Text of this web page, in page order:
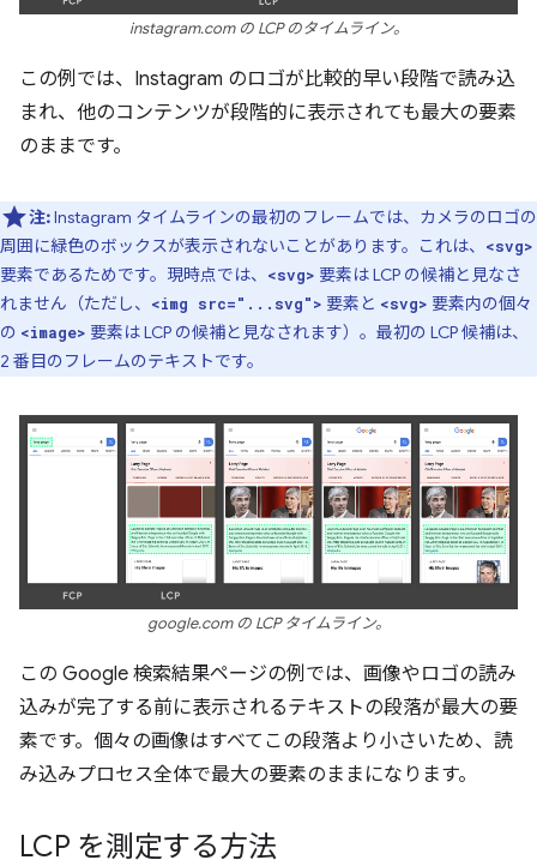
instagram.com の LCP のタイムライン。
この例では、Instagram のロゴが比較的早い段階で読み込
まれ、他のコンテンツが段階的に表示されても最大の要素
のままです。
注:Instagram タイムラインの最初のフレームでは、カメラのロゴの
周囲に緑色のボックスが表示されないことがあります。これは、
<svg>
要素であるためです。現時点では、 <svg> 要素は LCP の候補と見なさ
れません（ただし、
<img src="...svg"> 要素と <svg> 要素内の個々
の <image> 要素は LCP の候補と見なされます）。最初の LCP 候補は、
2 番目のフレームのテキストです。
google.com の LCP タイムライン。
この Google 検索結果ページの例では、画像やロゴの読み
込みが完了する前に表示されるテキストの段落が最大の要
素です。個々の画像はすべてこの段落より小さいため、読
み込みプロセス全体で最大の要素のままになります。
LCP を測定する方法